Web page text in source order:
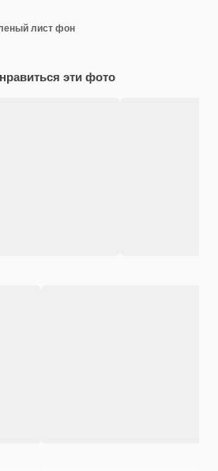
лист фон
эти фото